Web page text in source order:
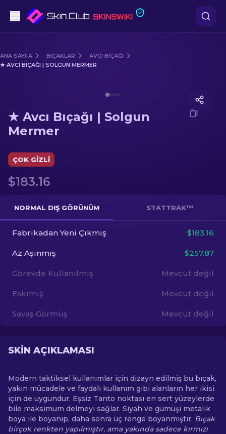
Orta seviye
Dürbünlü Tüfek
Eldiven
Diğer
TR
ANA SAYFA BIÇAKLAR
AVCI BIÇAĞI
★ AVCI BIÇAĞI | SOLGUN MERMER
★ Avcı Bıçağı | Solgun
Mermer
ÇOK GIZLI
$183.16
NORMAL DIŞ GÖRÜNÜM STATTRAK™
Fabrikadan Yeni Çıkmış $183.16
Az Aşınmış $257.87
Görevde Kullanılmış Mevcut değil
Eskimiş Mevcut değil
Savaş Görmüş Mevcut değil
SKIN AÇIKLAMASI
Modern taktiksel kullanımlar için dizayn edilmiş bu bıçak,
yakın mücadele ve faydalı kullanım gibi alanların her ikisi
için de uygundur. Eşsiz Tanto noktası en sert yüzeylerde
bile maksimum delmeyi sağlar. Siyah ve gümüşi metalik
boya ile boyanıp, daha sonra üç renge boyanmıştır. Bıçak
birçok renkten yapılmıştır, ama yakında sadece kırmızı